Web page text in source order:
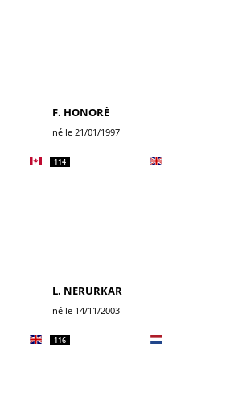
F. HONORÉ
né le 21/01/1997
114
L. NERURKAR
né le 14/11/2003
116